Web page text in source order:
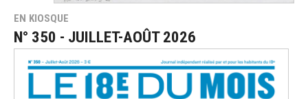
EN KIOSQUE
N° 350 - JUILLET-AOÛT 2026